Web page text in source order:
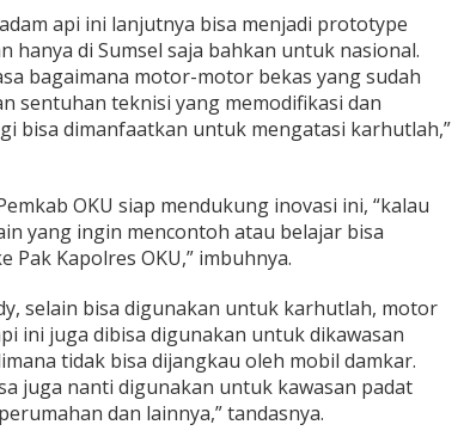
api ini lanjutnya bisa menjadi prototype
hanya di Sumsel saja bahkan untuk nasional.
bagaimana motor-motor bekas yang sudah
sentuhan teknisi yang memodifikasi dan
bisa dimanfaatkan untuk mengatasi karhutlah,”
OKU siap mendukung inovasi ini, “kalau
yang ingin mencontoh atau belajar bisa
Pak Kapolres OKU,” imbuhnya.
selain bisa digunakan untuk karhutlah, motor
ini juga dibisa digunakan untuk dikawasan
tidak bisa dijangkau oleh mobil damkar.
juga nanti digunakan untuk kawasan padat
dan lainnya,” tandasnya.